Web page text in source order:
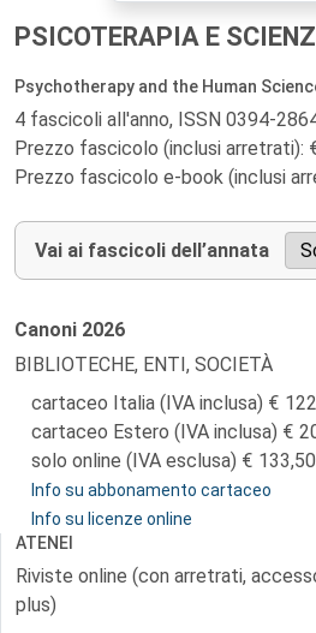
PSICOTERAPIA E
Psychotherapy and the Human
4 fascicoli all'anno, ISSN 0394-
Prezzo fascicolo (inclusi arretrati):
Prezzo fascicolo e-book (inclusi
Vai ai fascicoli dell’annata
Canoni 2026
BIBLIOTECHE, ENTI, SOCIETÀ
cartaceo Italia (IVA inclusa)
cartaceo Estero (IVA inclusa)
solo online (IVA esclusa)
133,50
Info su abbonamento cartaceo
Info su licenze online
ATENEI
Riviste online (con arretrati,
plus)